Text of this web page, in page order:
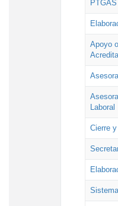
Apoyo
Laboral
Cierre